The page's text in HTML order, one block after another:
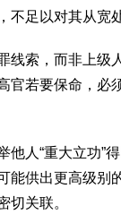
不足以对其从宽
索，而非上级
官若要保命，必
人“重大立功”
供出更高级别
切关联。